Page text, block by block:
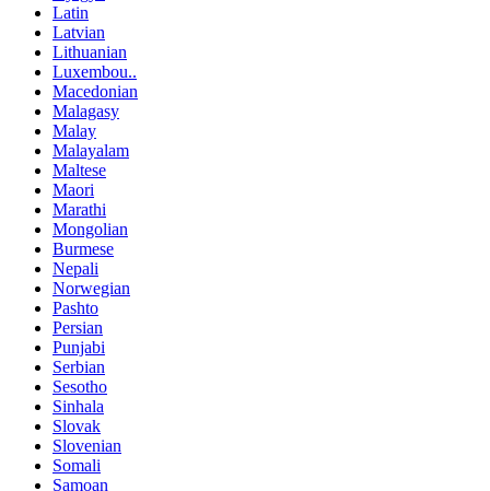
Latin
Latvian
Lithuanian
Luxembou..
Macedonian
Malagasy
Malay
Malayalam
Maltese
Maori
Marathi
Mongolian
Burmese
Nepali
Norwegian
Pashto
Persian
Punjabi
Serbian
Sesotho
Sinhala
Slovak
Slovenian
Somali
Samoan